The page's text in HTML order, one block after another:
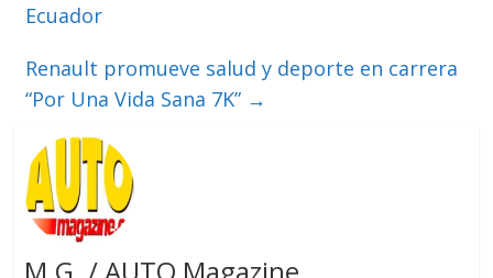
Ecuador
Renault promueve salud y deporte en carrera
“Por Una Vida Sana 7K” →
M.G. / AUTO Magazine